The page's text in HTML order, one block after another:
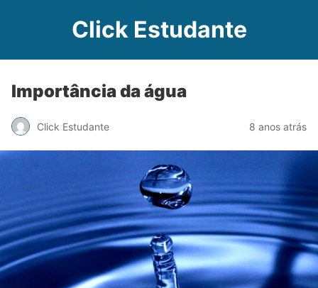
Click Estudante
Importância da água
Click Estudante 8 anos atrás